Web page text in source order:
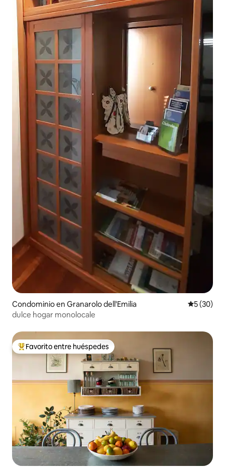
Condominio en Granarolo dell'Emilia
5 (30)
dulce hogar monolocale
De los mejores en Favorito entre huéspedes
Favorito entre huéspedes